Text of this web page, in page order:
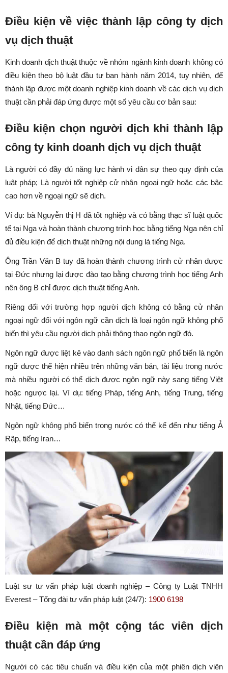
Điều kiện về việc thành lập công ty dịch
vụ dịch thuật
Kinh doanh dịch thuật thuộc về nhóm ngành kinh doanh không có
điều kiện theo bộ luật đầu tư ban hành năm 2014, tuy nhiên, để
thành lập được một doanh nghiệp kinh doanh về các dịch vụ dịch
thuật cần phải đáp ứng được một số yêu cầu cơ bản sau:
Điều kiện chọn người dịch khi thành lập
công ty kinh doanh dịch vụ dịch thuật
Là người có đầy đủ năng lực hành vi dân sự theo quy định của
luật pháp; Là người tốt nghiệp cử nhân ngoại ngữ hoặc các bậc
cao hơn về ngoại ngữ sẽ dịch.
Ví dụ: bà Nguyễn thị H đã tốt nghiệp và có bằng thạc sĩ luật quốc
tế tại Nga và hoàn thành chương trình học bằng tiếng Nga nên chỉ
đủ điều kiện để dịch thuật những nội dung là tiếng Nga.
Ông Trần Văn B tuy đã hoàn thành chương trình cử nhân dược
tại Đức nhưng lại được đào tạo bằng chương trình học tiếng Anh
nên ông B chỉ được dịch thuật tiếng Anh.
Riêng đối với trường hợp người dịch không có bằng cử nhân
ngoại ngữ đối với ngôn ngữ cần dịch là loại ngôn ngữ không phổ
biến thì yêu cầu người dịch phải thông thạo ngôn ngữ đó.
Ngôn ngữ được liệt kê vào danh sách ngôn ngữ phổ biến là ngôn
ngữ được thể hiện nhiều trên những văn bản, tài liệu trong nước
mà nhiều người có thể dịch được ngôn ngữ này sang tiếng Việt
hoặc ngược lại. Ví dụ: tiếng Pháp, tiếng Anh, tiếng Trung, tiếng
Nhật, tiếng Đức…
Ngôn ngữ không phổ biến trong nước có thể kể đến như tiếng Ả
Rập, tiếng Iran…
Luật sư tư vấn pháp luật doanh nghiệp – Công ty Luật TNHH
Everest – Tổng đài tư vấn pháp luật (24/7): 1900 6198
Điều kiện mà một cộng tác viên dịch
thuật cần đáp ứng
Người có các tiêu chuẩn và điều kiện của một phiên dịch viên